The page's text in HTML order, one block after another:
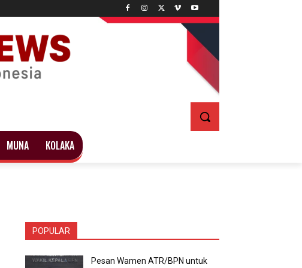
MUNA KOLAKA
POPULAR
Pesan Wamen ATR/BPN untuk